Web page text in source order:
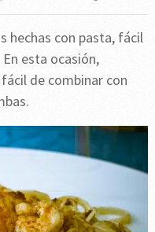
hechas con pasta, fácil
esta ocasión,
de combinar con